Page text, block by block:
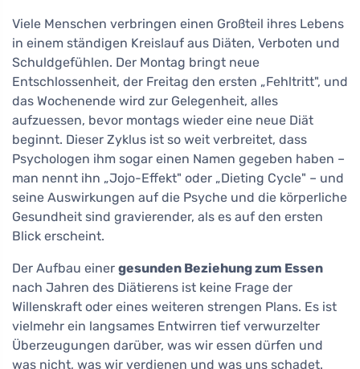
Viele Menschen verbringen einen Großteil ihres Lebens
in einem ständigen Kreislauf aus Diäten, Verboten und
Schuldgefühlen. Der Montag bringt neue
Entschlossenheit, der Freitag den ersten „Fehltritt", und
das Wochenende wird zur Gelegenheit, alles
aufzuessen, bevor montags wieder eine neue Diät
beginnt. Dieser Zyklus ist so weit verbreitet, dass
Psychologen ihm sogar einen Namen gegeben haben –
man nennt ihn „Jojo-Effekt" oder „Dieting Cycle" – und
seine Auswirkungen auf die Psyche und die körperliche
Gesundheit sind gravierender, als es auf den ersten
Blick erscheint.
Der Aufbau einer gesunden Beziehung zum Essen
nach Jahren des Diätierens ist keine Frage der
Willenskraft oder eines weiteren strengen Plans. Es ist
vielmehr ein langsames Entwirren tief verwurzelter
Überzeugungen darüber, was wir essen dürfen und
was nicht, was wir verdienen und was uns schadet.